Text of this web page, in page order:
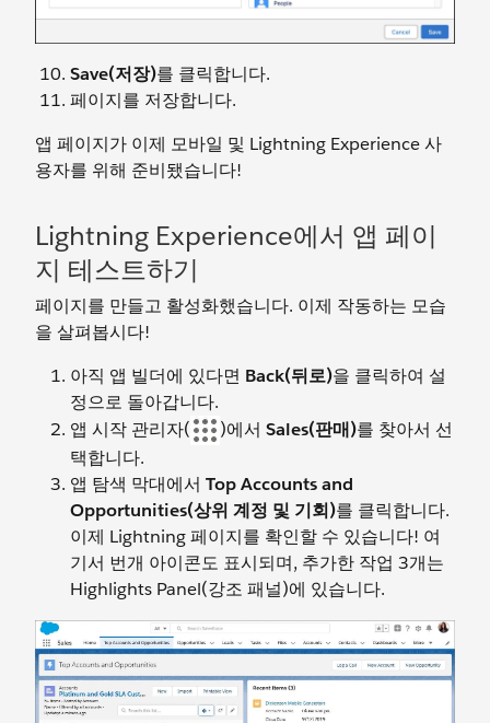
Save(저장)를 클릭합니다.
페이지를 저장합니다.
앱 페이지가 이제 모바일 및 Lightning Experience 사
용자를 위해 준비됐습니다!
Lightning Experience에서 앱 페이
지 테스트하기
페이지를 만들고 활성화했습니다. 이제 작동하는 모습
을 살펴봅시다!
아직 앱 빌더에 있다면 Back(뒤로)을 클릭하여 설
정으로 돌아갑니다.
앱 시작 관리자(
)에서 Sales(판매)를 찾아서 선
택합니다.
앱 탐색 막대에서 Top Accounts and
Opportunities(상위 계정 및 기회)를 클릭합니다.
이제 Lightning 페이지를 확인할 수 있습니다! 여
기서 번개 아이콘도 표시되며, 추가한 작업 3개는
Highlights Panel(강조 패널)에 있습니다.